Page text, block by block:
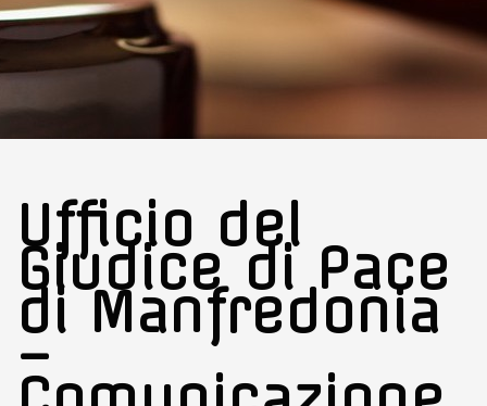
Ufficio del
Giudice di Pace
di Manfredonia
–